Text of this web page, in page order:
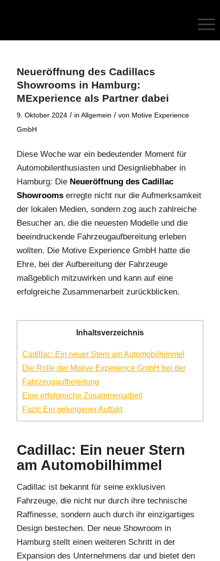
Neueröffnung des Cadillacs
Showrooms in Hamburg:
MExperience als Partner dabei
9. Oktober 2024 / in Allgemein / von Motive Experience
GmbH
Diese Woche war ein bedeutender Moment für
Automobilenthusiasten und Designliebhaber in
Hamburg: Die Neueröffnung des Cadillac
Showroomserregte nicht nur die Aufmerksamkeit
der lokalen Medien, sondern zog auch zahlreiche
Besucher an, die die neuesten Modelle und die
beeindruckende Fahrzeugaufbereitung erleben
wollten. Die Motive Experience GmbH hatte die
Ehre, bei der Aufbereitung der Fahrzeuge
maßgeblich mitzuwirken und kann auf eine
erfolgreiche Zusammenarbeit zurückblicken.
Inhaltsverzeichnis
Cadillac: Ein neuer Stern am Automobilhimmel
Die Rolle der Motive Experience GmbH bei der
Fahrzeugaufbereitung
Eine erfolgreiche Zusammenarbeit
Fazit: Ein gelungener Auftakt
Cadillac: Ein neuer Stern
am Automobilhimmel
Cadillac ist bekannt für seine exklusiven
Fahrzeuge, die nicht nur durch ihre technische
Raffinesse, sondern auch durch ihr einzigartiges
Design bestechen. Der neue Showroom in
Hamburg stellt einen weiteren Schritt in der
Expansion des Unternehmens dar und bietet den